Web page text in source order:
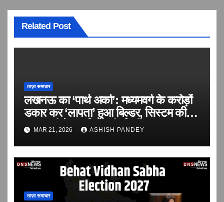
Related Post
ताज़ा समाचार
लखनऊ का ‘पार्थ अर्का’: मध्यमवर्ग के करोड़ों
डकार कर ‘लापता’ हुआ बिल्डर, सिस्टम की
सरपरस्ती में आवंटियों की ‘वित्तीय हत्या’!
MAR 21, 2026 ASHISH PANDEY
ताज़ा समाचार